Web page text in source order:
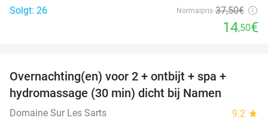
Solgt: 26
Normalpris 37,50€
14,50€
Overnachting(en) voor 2 + ontbijt + spa +
hydromassage (30 min) dicht bij Namen
Domaine Sur Les Sarts 9.2 star